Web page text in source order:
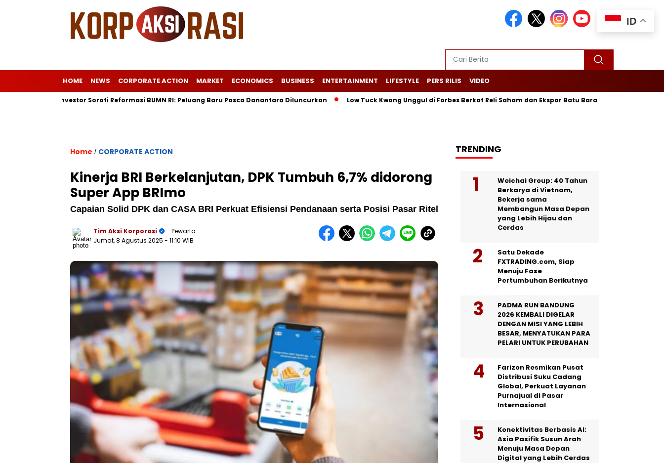
HOME NEWS CORPORATE ACTION MARKET ECONOMICS BUSINESS ENTERTAINMENT LIFESTYLE PERS RILIS VIDEO
Investor Soroti Reformasi BUMN RI: Peluang Baru Pasca Danantara Diluncurkan Low Tuck Kwong Unggul di Forbes Berkat Reli Saham dan Ekspor Batu Bara Purbaya Maju Lagi!
Home / CORPORATE ACTION
Kinerja BRI Berkelanjutan, DPK Tumbuh 6,7% didorong
Super App BRImo
Capaian Solid DPK dan CASA BRI Perkuat Efisiensi Pendanaan serta Posisi Pasar Ritel
Tim Aksi Korporasi
- Pewarta
Jumat, 8 Agustus 2025 - 11:10 WIB
TRENDING
Weichai Group: 40 Tahun
Berkarya di Vietnam,
Bekerja sama
Membangun Masa Depan
yang Lebih Hijau dan
Cerdas
Satu Dekade
FXTRADING.com, Siap
Menuju Fase
Pertumbuhan Berikutnya
PADMA RUN BANDUNG
2026 KEMBALI DIGELAR
DENGAN MISI YANG LEBIH
BESAR, MENYATUKAN PARA
PELARI UNTUK PERUBAHAN
Farizon Resmikan Pusat
Distribusi Suku Cadang
Global, Perkuat Layanan
Purnajual di Pasar
Internasional
Konektivitas Berbasis AI:
Asia Pasifik Susun Arah
Menuju Masa Depan
Digital yang Lebih Cerdas
ID